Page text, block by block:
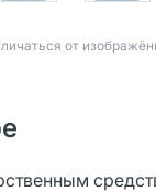
от